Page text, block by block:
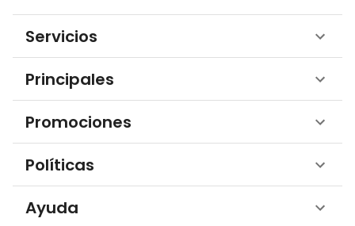
Servicios
Principales
Promociones
Políticas
Ayuda